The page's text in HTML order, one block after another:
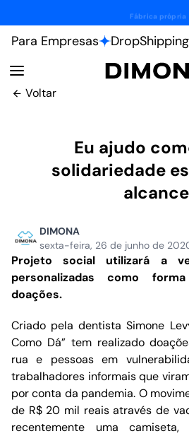
Personalize do seu
Para Empresas DropShipping
Voltar
Eu ajudo
solidariedade
DIMONA
sexta-feira, 26 de junho de
Projeto social utilizará a
personalizadas como
doações.
Criado pela dentista Simone
Como Dá” tem realizado
rua e pessoas em
trabalhadores informais que
por conta da pandemia. O
de R$ 20 mil reais através de
recentemente uma